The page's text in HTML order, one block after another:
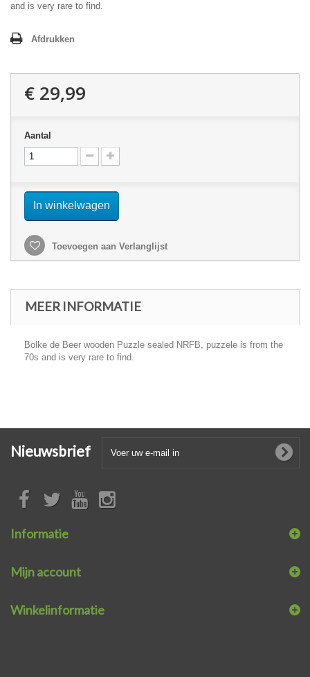
and is very rare to find.
Afdrukken
€ 29,99
Aantal
In winkelwagen
Toevoegen aan Verlanglijst
MEER INFORMATIE
Bolke de Beer wooden Puzzle sealed NRFB, puzzele is from the
70s and is very rare to find.
Nieuwsbrief
Informatie
Mijn account
Winkelinformatie